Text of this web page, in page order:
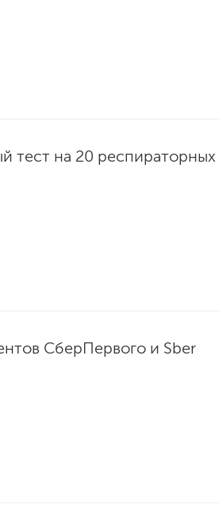
тест на 20 респираторных
СберПервого и Sber